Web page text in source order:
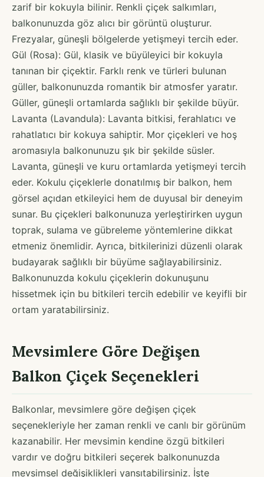
zarif bir kokuyla bilinir. Renkli çiçek salkımları,
balkonunuzda göz alıcı bir görüntü oluşturur.
Frezyalar, güneşli bölgelerde yetişmeyi tercih eder.
Gül (Rosa): Gül, klasik ve büyüleyici bir kokuyla
tanınan bir çiçektir. Farklı renk ve türleri bulunan
güller, balkonunuzda romantik bir atmosfer yaratır.
Güller, güneşli ortamlarda sağlıklı bir şekilde büyür.
Lavanta (Lavandula): Lavanta bitkisi, ferahlatıcı ve
rahatlatıcı bir kokuya sahiptir. Mor çiçekleri ve hoş
aromasıyla balkonunuzu şık bir şekilde süsler.
Lavanta, güneşli ve kuru ortamlarda yetişmeyi tercih
eder. Kokulu çiçeklerle donatılmış bir balkon, hem
görsel açıdan etkileyici hem de duyusal bir deneyim
sunar. Bu çiçekleri balkonunuza yerleştirirken uygun
toprak, sulama ve gübreleme yöntemlerine dikkat
etmeniz önemlidir. Ayrıca, bitkilerinizi düzenli olarak
budayarak sağlıklı bir büyüme sağlayabilirsiniz.
Balkonunuzda kokulu çiçeklerin dokunuşunu
hissetmek için bu bitkileri tercih edebilir ve keyifli bir
ortam yaratabilirsiniz.
Mevsimlere Göre Değişen
Balkon Çiçek Seçenekleri
Balkonlar, mevsimlere göre değişen çiçek
seçenekleriyle her zaman renkli ve canlı bir görünüm
kazanabilir. Her mevsimin kendine özgü bitkileri
vardır ve doğru bitkileri seçerek balkonunuzda
mevsimsel değişiklikleri yansıtabilirsiniz. İşte